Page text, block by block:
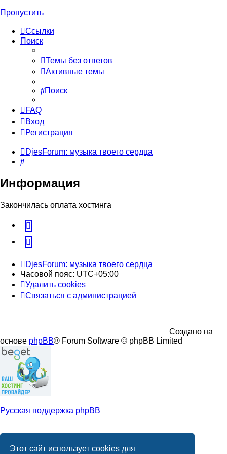
Этот сайт использует cookies для
Пропустить
Ссылки
Поиск
Темы без ответов
Активные темы
Поиск
FAQ
Вход
Регистрация
DjesForum: музыка твоего сердца
Поиск
Информация
Закончилась оплата хостинга
vk
Telegram
DjesForum: музыка твоего сердца
Часовой пояс: UTC+05:00
Удалить cookies
Связаться с администрацией
Создано на
основе phpBB® Forum Software © phpBB Limited
Русская поддержка phpBB
Моды и расширения phpBB